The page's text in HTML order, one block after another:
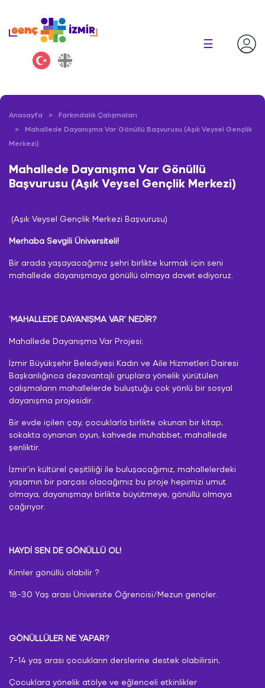
☰
Anasayfa
Farkındalık Çalışmaları
Mahallede Dayanışma Var Gönüllü Başvurusu (Aşık Veysel Gençlik
Merkezi)
Mahallede Dayanışma Var Gönüllü
Başvurusu (Aşık Veysel Gençlik Merkezi)
(Aşık Veysel Gençlik Merkezi Başvurusu)
Merhaba Sevgili Üniversiteli!
Bir arada yaşayacağımız şehri birlikte kurmak için seni
mahallede dayanışmaya gönüllü olmaya davet ediyoruz.
‘MAHALLEDE DAYANIŞMA VAR’ NEDİR?
Mahallede Dayanışma Var Projesi;
İzmir Büyükşehir Belediyesi Kadın ve Aile Hizmetleri Dairesi
Başkanlığınca dezavantajlı gruplara yönelik yürütülen
çalışmaların mahallelerde buluştuğu çok yönlü bir sosyal
dayanışma projesidir.
Bir evde içilen çay, çocuklarla birlikte okunan bir kitap,
sokakta oynanan oyun, kahvede muhabbet, mahallede
şenliktir.
İzmir’in kültürel çeşitliliği ile buluşacağımız, mahallelerdeki
yaşamın bir parçası olacağımız bu proje hepimizi umut
olmaya, dayanışmayı birlikte büyütmeye, gönüllü olmaya
çağırıyor.
HAYDİ SEN DE GÖNÜLLÜ OL!
Kimler gönüllü olabilir ?
18-30 Yaş arası Üniversite Öğrencisi/Mezun gençler.
GÖNÜLLÜLER NE YAPAR?
7-14 yaş arası çocukların derslerine destek olabilirsin,
Çocuklara yönelik atölye ve eğlenceli etkinlikler